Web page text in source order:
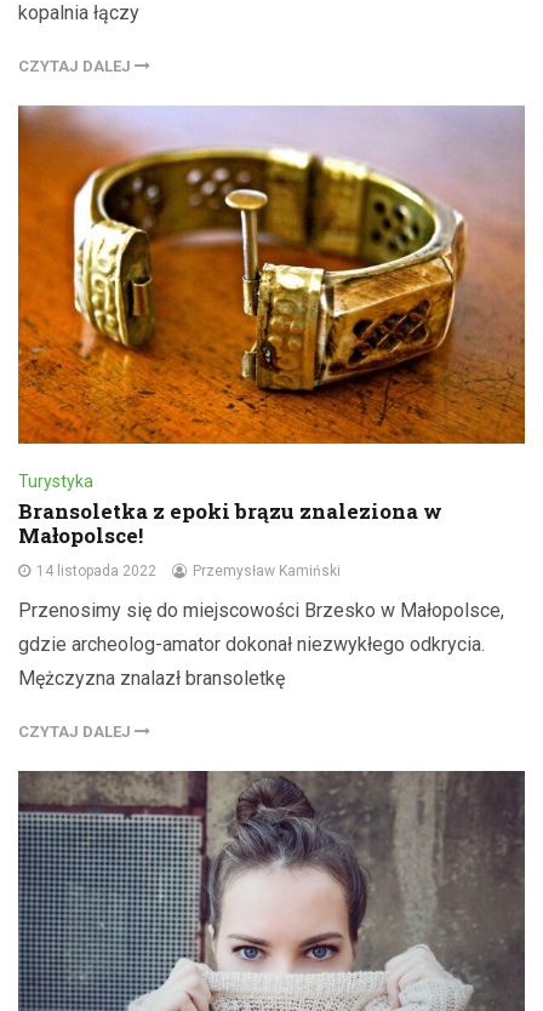
kopalnia łączy
CZYTAJ DALEJ
Turystyka
Bransoletka z epoki brązu znaleziona w
Małopolsce!
14 listopada 2022 Przemysław Kamiński
Przenosimy się do miejscowości Brzesko w Małopolsce,
gdzie archeolog-amator dokonał niezwykłego odkrycia.
Mężczyzna znalazł bransoletkę
CZYTAJ DALEJ